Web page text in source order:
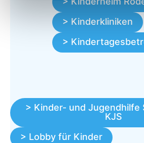
> Kinderkliniken
>
> Kinder- und Jugendhilfe
KJS
> Lobby für Kinder